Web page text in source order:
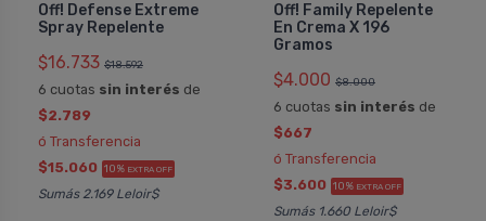
Off! Defense Extreme
Spray Repelente
$16.733 $18.592
6 cuotas sin interés de
$2.789
ó Transferencia
$15.060 10% EXTRA OFF
Sumás 2.169 Leloir$
Off! Family Repelente
En Crema X 196
Gramos
$4.000 $8.000
6 cuotas sin interés de
$667
ó Transferencia
$3.600 10% EXTRA OFF
Sumás 1.660 Leloir$